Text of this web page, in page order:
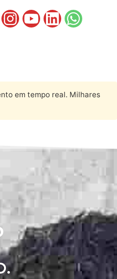
em tempo real. Milhares